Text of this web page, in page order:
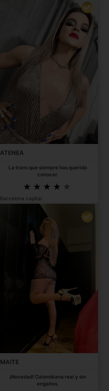
ATENEA
La trans que siempre has querido
conocer.
Barcelona capital
MAITE
¡Novedad! Colombiana real y sin
engaños.